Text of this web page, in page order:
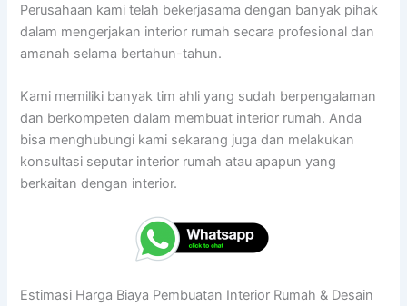
Perusahaan kami telah bekerjasama dengan banyak pihak
dalam mengerjakan interior rumah secara profesional dan
amanah selama bertahun-tahun.
Kami memiliki banyak tim ahli yang sudah berpengalaman
dan berkompeten dalam membuat interior rumah. Anda
bisa menghubungi kami sekarang juga dan melakukan
konsultasi seputar interior rumah atau apapun yang
berkaitan dengan interior.
Estimasi Harga Biaya Pembuatan Interior Rumah & Desain